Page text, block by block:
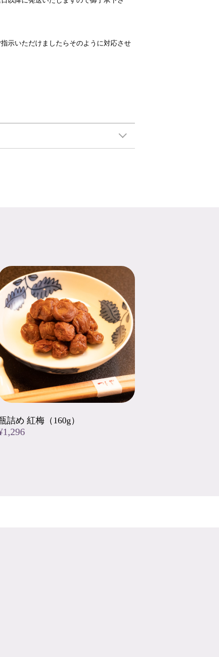
示いただけましたらそのように対応させ
詰め 紅梅（160g）